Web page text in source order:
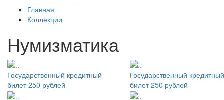
Главная
Коллекции
Нумизматика
Государственный кредитный
билет 250 рублей
Государственный кредитный
билет 250 рублей